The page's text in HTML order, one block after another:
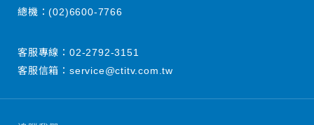
總機：(02)6600-7766
客服專線： 02-2792-3151
客服信箱： service@ctitv.com.tw